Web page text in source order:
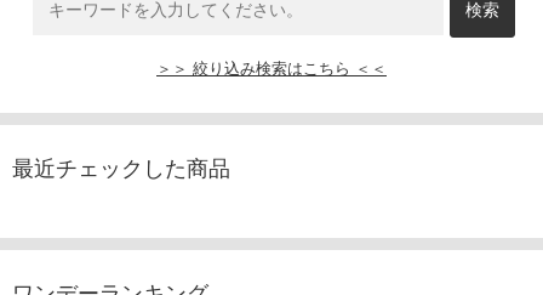
＞＞ 絞り込み検索はこちら ＜＜
最近チェックした商品